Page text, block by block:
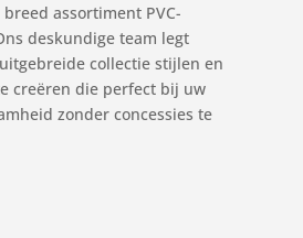
assortiment PVC-
deskundige team legt
collectie stijlen en
creëren die perfect bij uw
zonder concessies te